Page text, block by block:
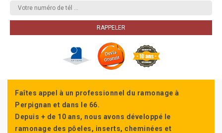
Faîtes appel à un professionnel du ramonage à
Perpignan et dans le 66.
Depuis + de 10 ans, nous avons développé le
ramonage des pôeles, inserts, cheminées et